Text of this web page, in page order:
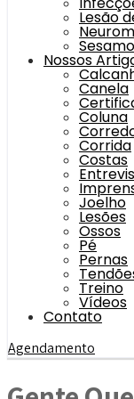
Lesão
Nossos
Canela
Coluna
Corrida
Costas
Joelho
Lesões
Ossos
Pé
Pernas
Treino
Vídeos
Contato
Agendamento